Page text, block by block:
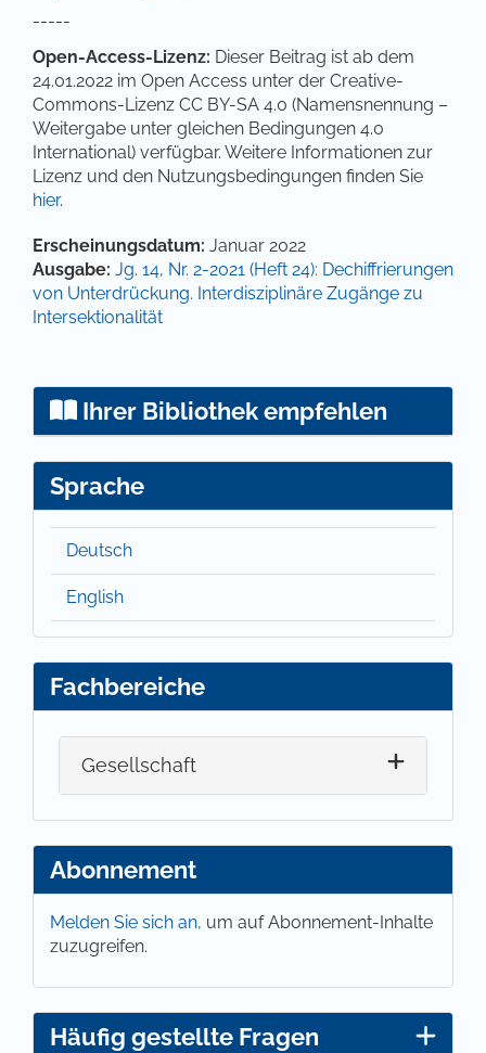
-----
Open-Access-Lizenz: Dieser Beitrag ist ab dem
24.01.2022 im Open Access unter der Creative-
Commons-Lizenz CC BY-SA 4.0 (Namensnennung –
Weitergabe unter gleichen Bedingungen 4.0
International) verfügbar. Weitere Informationen zur
Lizenz und den Nutzungsbedingungen finden Sie
hier.
Artikel-Details
Erscheinungsdatum: Januar 2022
Ausgabe: Jg. 14, Nr. 2-2021 (Heft 24): Dechiffrierungen
von Unterdrückung. Interdisziplinäre Zugänge zu
Intersektionalität
Ihrer Bibliothek empfehlen
Sprache
Deutsch
English
Fachbereiche
Gesellschaft
Abonnement
Melden Sie sich an, um auf Abonnement-Inhalte
zuzugreifen.
Häufig gestellte Fragen